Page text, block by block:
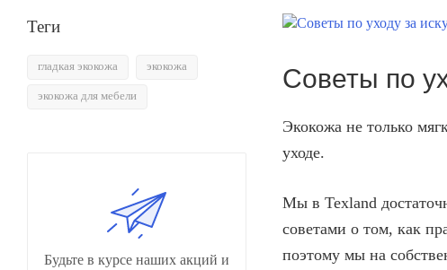
Советы по
Экокожа не только
уходе.
Мы в Texland
советами о том, как
поэтому мы на
Теги
гладкая экокожа экокожа
экокожа для мебели
Будьте в курсе наших акций и